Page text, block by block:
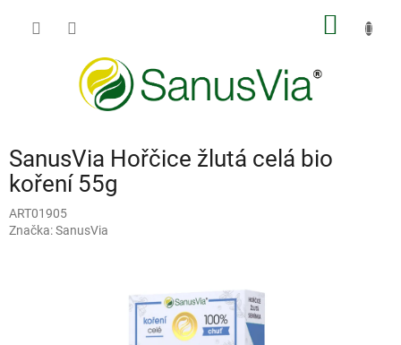
SanusVia Hořčice žlutá celá bio
koření 55g
ART01905
Značka:SanusVia